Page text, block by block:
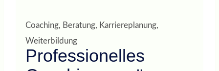
Coaching, Beratung, Karriereplanung,
Weiterbildung
Professionelles